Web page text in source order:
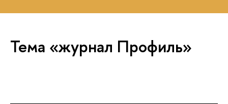
Тема «журнал Профиль»